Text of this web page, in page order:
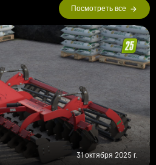
Посмотреть все
31 октября 2025 г.